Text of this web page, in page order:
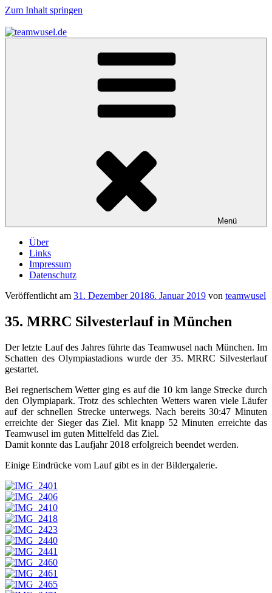
Zum Inhalt springen
Menü
Über
Links
Impressum
Datenschutz
Veröffentlicht am 31. Dezember 20186. Januar 2019 von teamwusel
35. MRRC Silvesterlauf in München
Der letzte Lauf des Jahres führte das Teamwusel nach München. Im
Schatten des Olympiastadions wurde der 35. MRRC Silvesterlauf
gestartet.
Bei regnerischem Wetter ging es auf die 10 km lange Strecke durch
den Olympiapark. Trotz des schlechten Wetters waren viele Läufer
auf der schnellen Strecke unterwegs. Nach bereits 30:47 Minuten
erreichte der Sieger das Ziel. Mit knapp 52 Minuten erreichte das
Teamwusel im guten Mittelfeld das Ziel.
Damit konnte das Laufjahr 2018 erfolgreich beendet werden.
Einige Eindrücke vom Lauf gibt es in der Bildergalerie.